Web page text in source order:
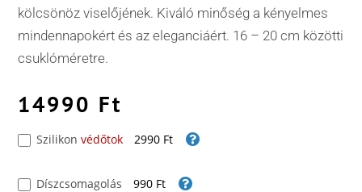
kölcsönöz viselőjének. Kiváló minőség a kényelmes
mindennapokért és az eleganciáért. 16 – 20 cm közötti
csuklóméretre.
14990 Ft
Szilikonvédőtok 2990 Ft
Díszcsomagolás 990 Ft